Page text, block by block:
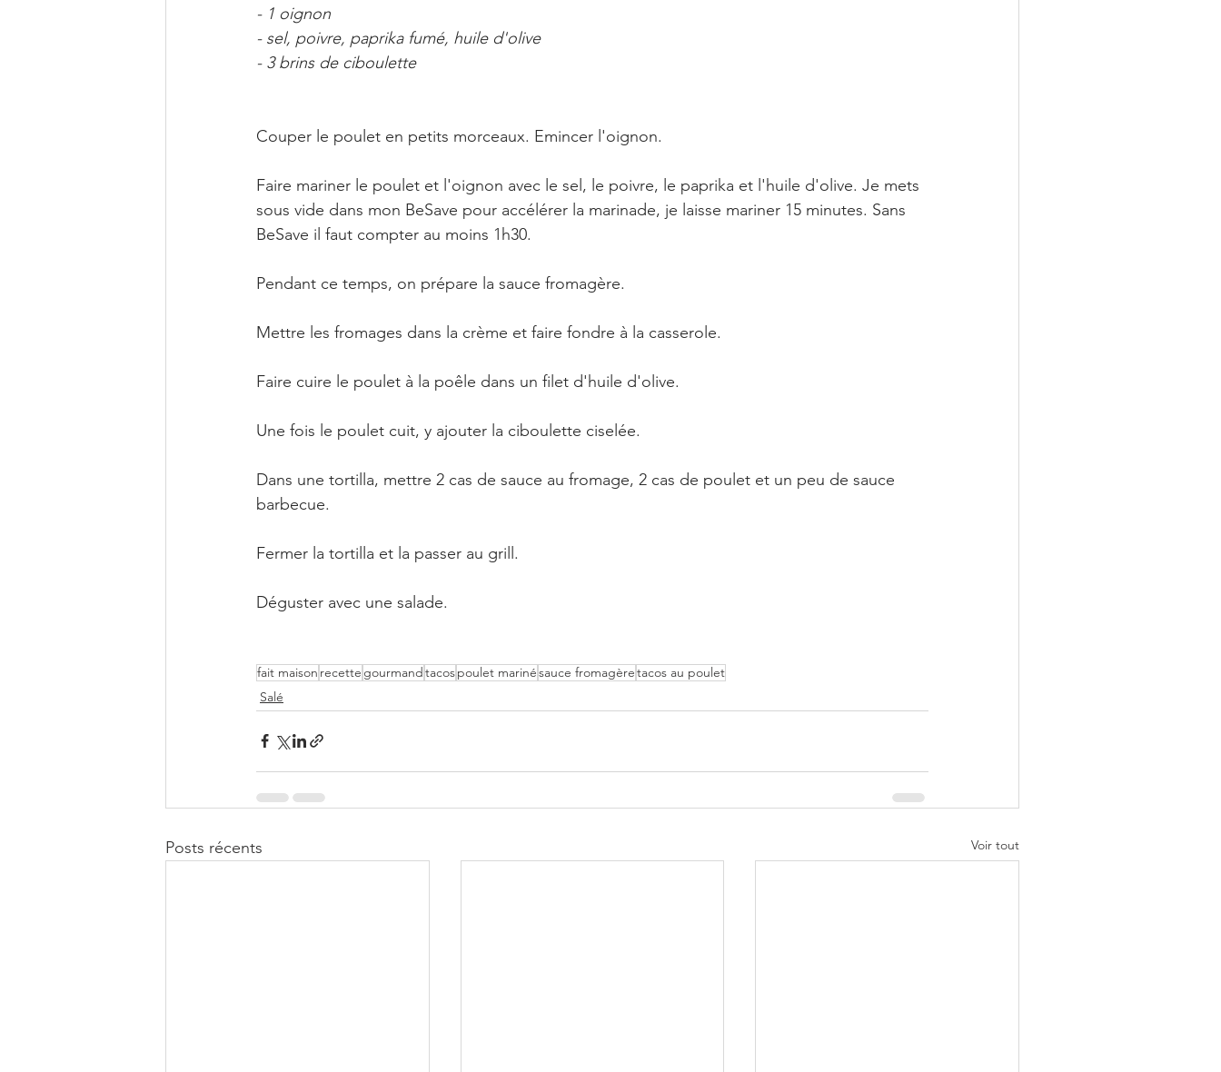
- 1 oignon
- sel, poivre, paprika fumé, huile d'olive
- 3 brins de ciboulette
Couper le poulet en petits morceaux. Emincer l'oignon.
Faire mariner le poulet et l'oignon avec le sel, le poivre, le paprika et l'huile d'olive. Je mets
sous vide dans mon BeSave pour accélérer la marinade, je laisse mariner 15 minutes. Sans
BeSave il faut compter au moins 1h30.
Pendant ce temps, on prépare la sauce fromagère.
Mettre les fromages dans la crème et faire fondre à la casserole.
Faire cuire le poulet à la poêle dans un filet d'huile d'olive.
Une fois le poulet cuit, y ajouter la ciboulette ciselée.
Dans une tortilla, mettre 2 cas de sauce au fromage, 2 cas de poulet et un peu de sauce
barbecue.
Fermer la tortilla et la passer au grill.
Déguster avec une salade.
fait maison recette gourmandtacospoulet marinésauce fromagèretacos au poulet
Salé
Posts récents Voir tout